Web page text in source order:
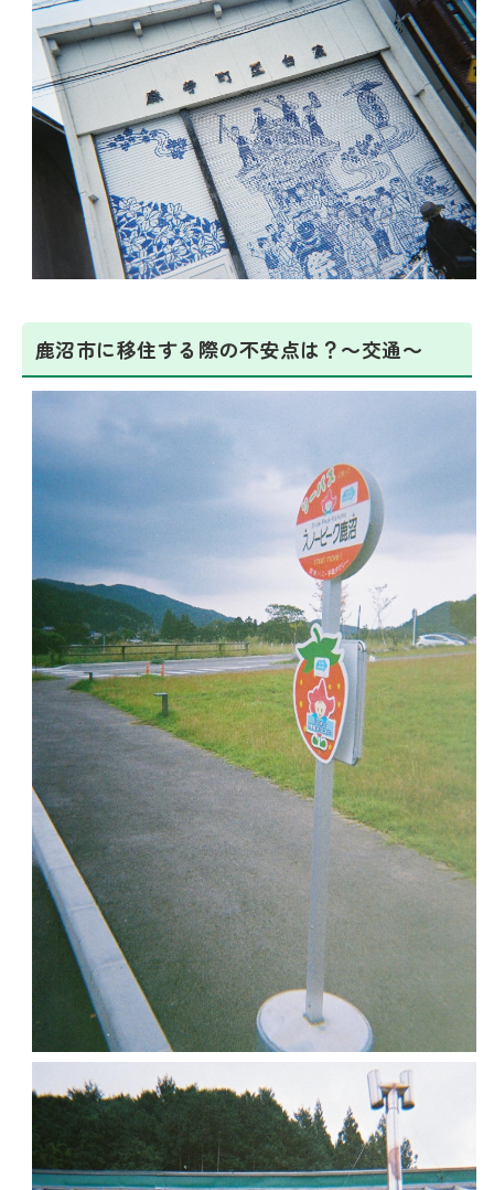
鹿沼市に移住する際の不安点は？～交通～